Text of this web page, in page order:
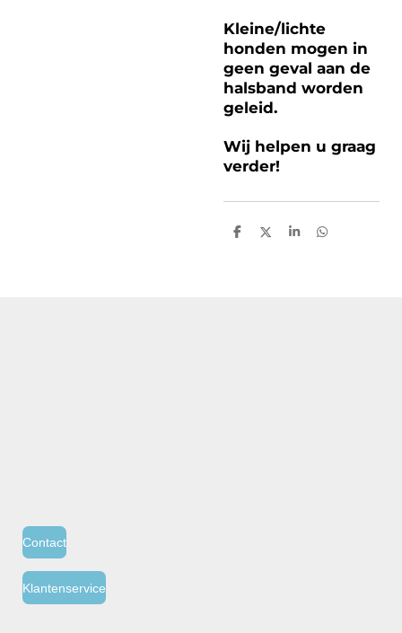
Kleine/lichte
honden mogen in
geen geval aan de
halsband worden
geleid.
Wij helpen u graag
verder!
D
D
S
D
Contact
Klantenservice